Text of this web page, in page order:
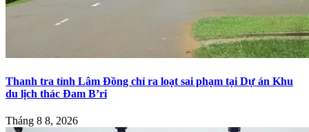
Thanh tra tỉnh Lâm Đồng chỉ ra loạt sai phạm tại Dự án Khu
du lịch thác Đam B’ri
Tháng 8 8, 2026